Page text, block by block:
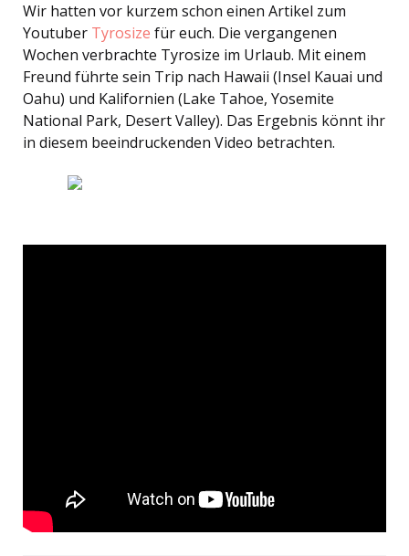
Wir hatten vor kurzem schon einen Artikel zum
Youtuber Tyrosize für euch. Die vergangenen
Wochen verbrachte Tyrosize im Urlaub. Mit einem
Freund führte sein Trip nach Hawaii (Insel Kauai und
Oahu) und Kalifornien (Lake Tahoe, Yosemite
National Park, Desert Valley). Das Ergebnis könnt ihr
in diesem beeindruckenden Video betrachten.